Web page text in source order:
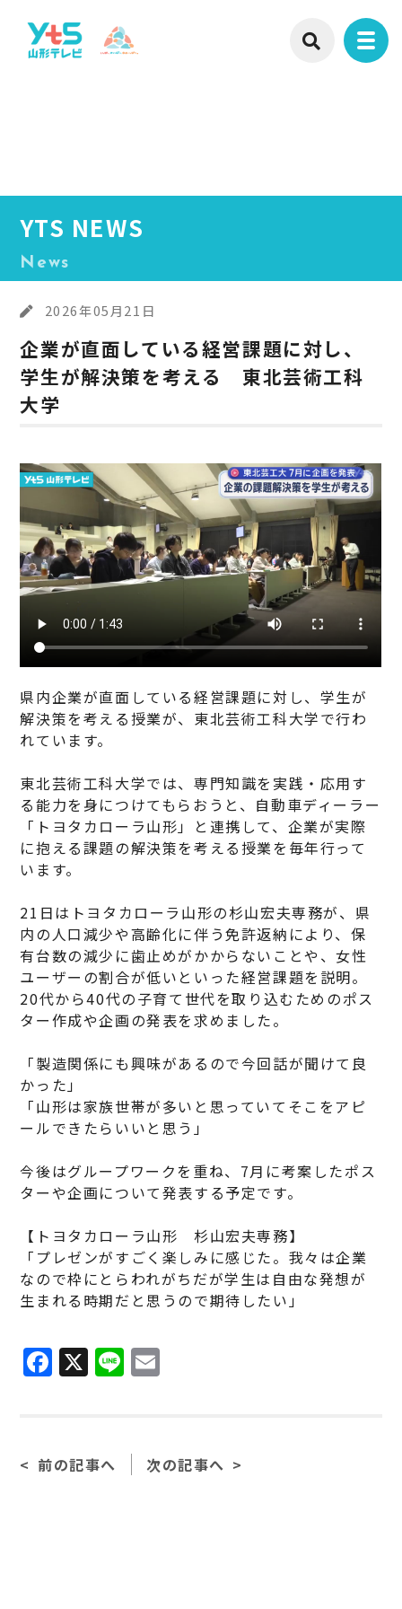
YTS NEWS
News
2026年05月21日
企業が直面している経営課題に対し、
学生が解決策を考える 東北芸術工科
大学
県内企業が直面している経営課題に対し、学生が
解決策を考える授業が、東北芸術工科大学で行わ
れています。
東北芸術工科大学では、専門知識を実践・応用す
る能力を身につけてもらおうと、自動車ディーラー
「トヨタカローラ山形」と連携して、企業が実際
に抱える課題の解決策を考える授業を毎年行って
います。
21日はトヨタカローラ山形の杉山宏夫専務が、県
内の人口減少や高齢化に伴う免許返納により、保
有台数の減少に歯止めがかからないことや、女性
ユーザーの割合が低いといった経営課題を説明。
20代から40代の子育て世代を取り込むためのポス
ター作成や企画の発表を求めました。
「製造関係にも興味があるので今回話が聞けて良
かった」
「山形は家族世帯が多いと思っていてそこをアピ
ールできたらいいと思う」
今後はグループワークを重ね、7月に考案したポス
ターや企画について発表する予定です。
【トヨタカローラ山形 杉山宏夫専務】
「プレゼンがすごく楽しみに感じた。我々は企業
なので枠にとらわれがちだが学生は自由な発想が
生まれる時期だと思うので期待したい」
F
a
b
X Li
n
前の記事へ 次の記事へ